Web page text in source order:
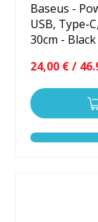
Baseus -
USB, Type-
30cm - Black
24,00 € /